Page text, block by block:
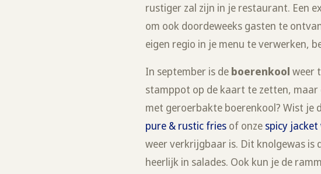
rustiger zal zijn in je restaurant. Een
om ook doordeweeks gasten te
eigen regio in je menu te verwerken,
In september is de boerenkool weer
stamppot op de kaart te zetten,
met geroerbakte boerenkool? Wist je
pure & rustic fries of onze spicy jacket
weer verkrijgbaar is. Dit knolgewas is
heerlijk in salades. Ook kun je de